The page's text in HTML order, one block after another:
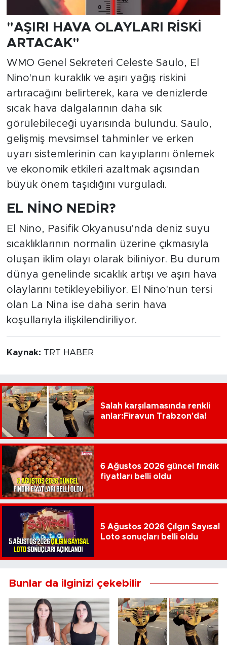
"AŞIRI HAVA OLAYLARI RİSKİ
ARTACAK"
WMO Genel Sekreteri Celeste Saulo, El
Nino'nun kuraklık ve aşırı yağış riskini
artıracağını belirterek, kara ve denizlerde
sıcak hava dalgalarının daha sık
görülebileceği uyarısında bulundu. Saulo,
gelişmiş mevsimsel tahminler ve erken
uyarı sistemlerinin can kayıplarını önlemek
ve ekonomik etkileri azaltmak açısından
büyük önem taşıdığını vurguladı.
EL NİNO NEDİR?
El Nino, Pasifik Okyanusu'nda deniz suyu
sıcaklıklarının normalin üzerine çıkmasıyla
oluşan iklim olayı olarak biliniyor. Bu durum
dünya genelinde sıcaklık artışı ve aşırı hava
olaylarını tetikleyebiliyor. El Nino'nun tersi
olan La Nina ise daha serin hava
koşullarıyla ilişkilendiriliyor.
Kaynak: TRT HABER
Salah karşılamasında renkli
anlar:Firavun Trabzon'da!
6 Ağustos 2026 güncel fındık
fiyatları belli oldu
5 Ağustos 2026 Çılgın Sayısal
Loto sonuçları belli oldu
Bunlar da ilginizi çekebilir